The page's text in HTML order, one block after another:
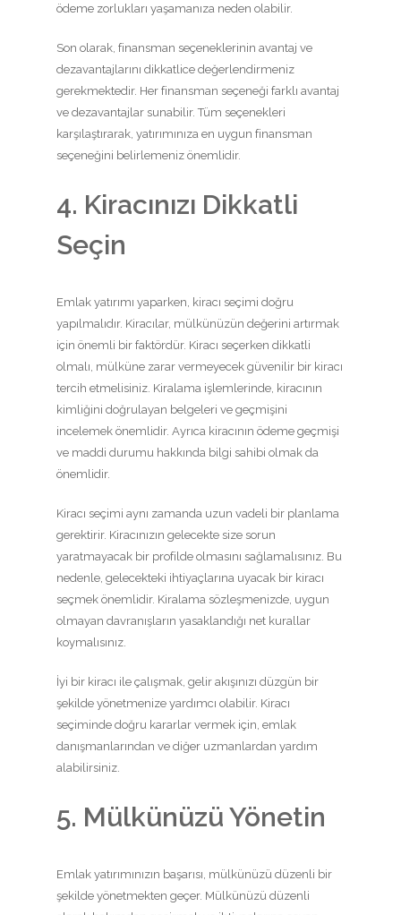
ödeme zorlukları yaşamanıza neden olabilir.
Son olarak, finansman seçeneklerinin avantaj ve
dezavantajlarını dikkatlice değerlendirmeniz
gerekmektedir. Her finansman seçeneği farklı avantaj
ve dezavantajlar sunabilir. Tüm seçenekleri
karşılaştırarak, yatırımınıza en uygun finansman
seçeneğini belirlemeniz önemlidir.
4. Kiracınızı Dikkatli
Seçin
Emlak yatırımı yaparken, kiracı seçimi doğru
yapılmalıdır. Kiracılar, mülkünüzün değerini artırmak
için önemli bir faktördür. Kiracı seçerken dikkatli
olmalı, mülküne zarar vermeyecek güvenilir bir kiracı
tercih etmelisiniz. Kiralama işlemlerinde, kiracının
kimliğini doğrulayan belgeleri ve geçmişini
incelemek önemlidir. Ayrıca kiracının ödeme geçmişi
ve maddi durumu hakkında bilgi sahibi olmak da
önemlidir.
Kiracı seçimi aynı zamanda uzun vadeli bir planlama
gerektirir. Kiracınızın gelecekte size sorun
yaratmayacak bir profilde olmasını sağlamalısınız. Bu
nedenle, gelecekteki ihtiyaçlarına uyacak bir kiracı
seçmek önemlidir. Kiralama sözleşmenizde, uygun
olmayan davranışların yasaklandığı net kurallar
koymalısınız.
İyi bir kiracı ile çalışmak, gelir akışınızı düzgün bir
şekilde yönetmenize yardımcı olabilir. Kiracı
seçiminde doğru kararlar vermek için, emlak
danışmanlarından ve diğer uzmanlardan yardım
alabilirsiniz.
5. Mülkünüzü Yönetin
Emlak yatırımınızın başarısı, mülkünüzü düzenli bir
şekilde yönetmekten geçer. Mülkünüzü düzenli